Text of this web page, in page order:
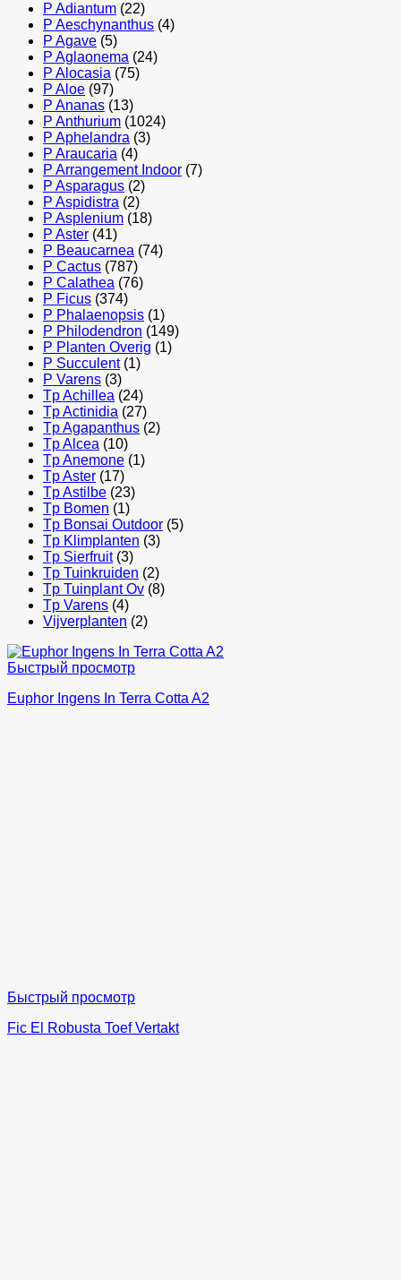
P Adiantum (22)
P Aeschynanthus (4)
P Agave (5)
P Aglaonema (24)
P Alocasia (75)
P Aloe (97)
P Ananas (13)
P Anthurium (1024)
P Aphelandra (3)
P Araucaria (4)
P Arrangement Indoor (7)
P Asparagus (2)
P Aspidistra (2)
P Asplenium (18)
P Aster (41)
P Beaucarnea (74)
P Cactus (787)
P Calathea (76)
P Ficus (374)
P Phalaenopsis (1)
P Philodendron (149)
P Planten Overig (1)
P Succulent (1)
P Varens (3)
Tp Achillea (24)
Tp Actinidia (27)
Tp Agapanthus (2)
Tp Alcea (10)
Tp Anemone (1)
Tp Aster (17)
Tp Astilbe (23)
Tp Bomen (1)
Tp Bonsai Outdoor (5)
Tp Klimplanten (3)
Tp Sierfruit (3)
Tp Tuinkruiden (2)
Tp Tuinplant Ov (8)
Tp Varens (4)
Vijverplanten (2)
Быстрый просмотр
Euphor Ingens In Terra Cotta A2
Быстрый просмотр
Fic El Robusta Toef Vertakt